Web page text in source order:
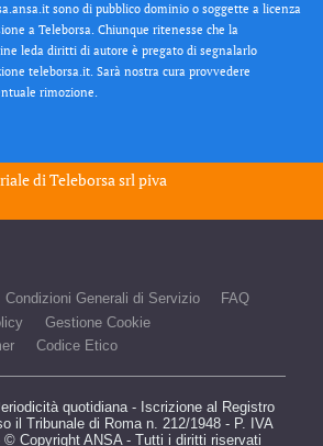
sono di pubblico dominio o soggette a licenza
a Teleborsa. Chiunque ritenesse che la
leda diritti di autore è pregato di segnalarlo
teleborsa.it. Sarà nostra cura provvedere
rimozione.
diTeleborsa srlpiva
Condizioni Generali di Servizio
FAQ
Gestione Cookie
Codice Etico
quotidiana - Iscrizione al Registro
il Tribunale di Roma n. 212/1948 - P. IVA
© Copyright ANSA - Tutti i diritti riservati